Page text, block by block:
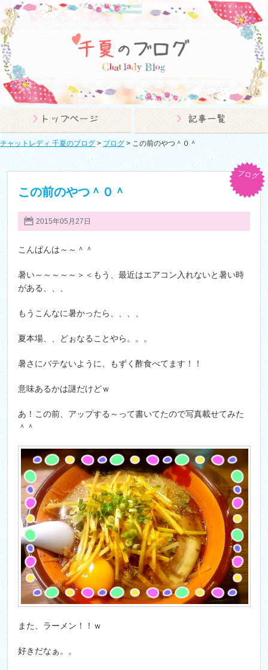
チャットレディ 千夏のブログ > ブログ > この前のやつ＾０＾
この前のやつ＾０＾
2015年05月27日
ブログ
こんばんは～～＾＾
暑い～～～～～＞＜もう、最近はエアコン入れないと暑い時
がある、、、
もうこんなに暑かったら、、、、
夏本場、、どぉなることやら。。。
暑さにバテないように、もずく酢食べてます！！
意味あるかは謎だけどｗ
あ！この前、アップする～って書いてたので写真載せてみた
＾＾
また、ラーメン！！ｗ
好きだなぁ。。